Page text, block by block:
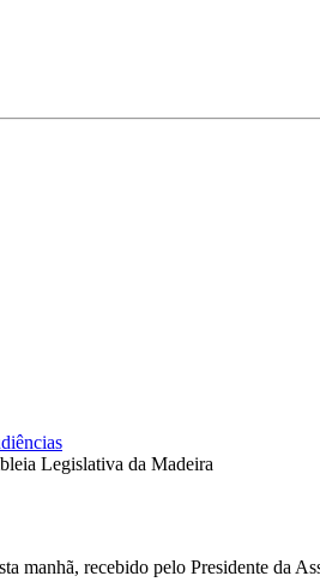
Legislativa da Madeira
manhã, recebido pelo Presidente da